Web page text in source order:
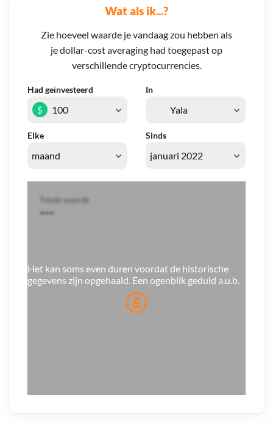
Wat als ik...?
Zie hoeveel waarde je vandaag zou hebben als
je dollar-cost averaging had toegepast op
verschillende cryptocurrencies.
Had geïnvesteerd In
Elke Sinds
$
Totale waarde
---
Het kan soms even duren voordat de historische
gegevens zijn opgehaald. Een ogenblik geduld a.u.b.